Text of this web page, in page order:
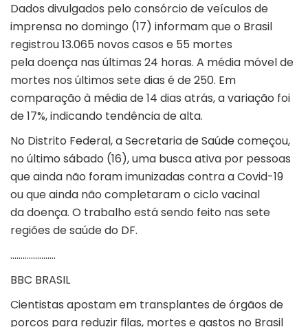
Dados divulgados pelo consórcio de veículos de
imprensa no domingo (17) informam que o Brasil
registrou 13.065 novos casos e 55 mortes
pela doença nas últimas 24 horas. A média móvel de
mortes nos últimos sete dias é de 250. Em
comparação à média de 14 dias atrás, a variação foi
de 17%, indicando tendência de alta.
No Distrito Federal, a Secretaria de Saúde começou,
no último sábado (16), uma busca ativa por pessoas
que ainda não foram imunizadas contra a Covid-19
ou que ainda não completaram o ciclo vacinal
da doença. O trabalho está sendo feito nas sete
regiões de saúde do DF.
………………….
BBC BRASIL
Cientistas apostam em transplantes de órgãos de
porcos para reduzir filas, mortes e gastos no Brasil